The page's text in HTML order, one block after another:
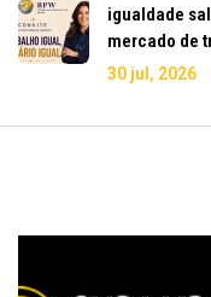
igualdade
mercado de
30 jul, 2026